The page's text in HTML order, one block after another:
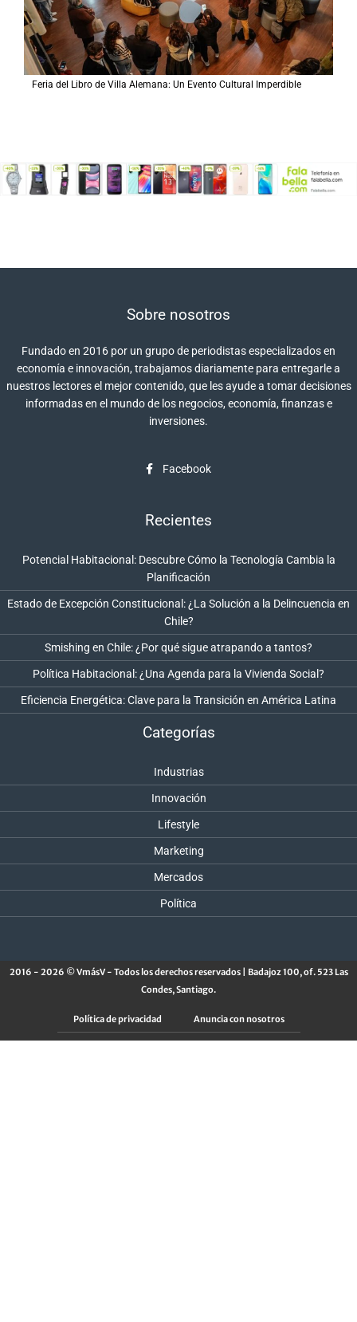
Feria del Libro de Villa Alemana: Un Evento Cultural Imperdible
Sobre nosotros
Fundado en 2016 por un grupo de periodistas especializados en
economía e innovación, trabajamos diariamente para entregarle a
nuestros lectores el mejor contenido, que les ayude a tomar decisiones
informadas en el mundo de los negocios, economía, finanzas e
inversiones.
Facebook
Recientes
Potencial Habitacional: Descubre Cómo la Tecnología Cambia la
Planificación
Estado de Excepción Constitucional: ¿La Solución a la Delincuencia en
Chile?
Smishing en Chile: ¿Por qué sigue atrapando a tantos?
Política Habitacional: ¿Una Agenda para la Vivienda Social?
Eficiencia Energética: Clave para la Transición en América Latina
Categorías
Industrias
Innovación
Lifestyle
Marketing
Mercados
Política
2016 - 2026 © VmásV - Todos los derechos reservados | Badajoz 100, of. 523 Las
Condes, Santiago.
Política de privacidad Anuncia con nosotros